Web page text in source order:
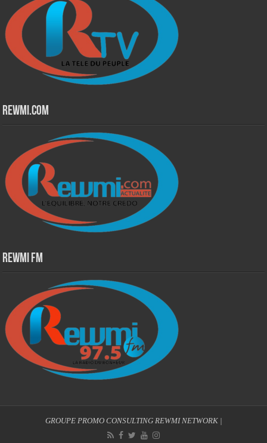
Rewmi.Com
Rewmi Fm
GROUPE PROMO CONSULTING REWMI NETWORK|